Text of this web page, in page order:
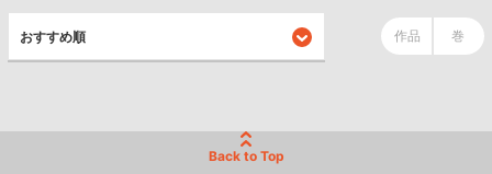
作品 巻
Back to Top